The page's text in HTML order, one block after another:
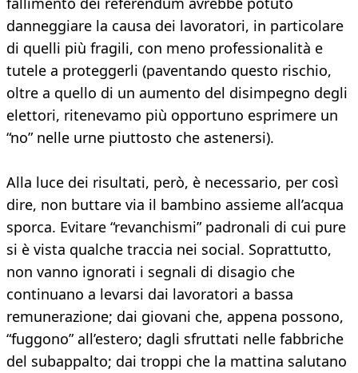
danneggiare la causa dei lavoratori, in particolare
di quelli più fragili, con meno professionalità e
tutele a proteggerli (paventando questo rischio,
oltre a quello di un aumento del disimpegno degli
elettori, ritenevamo più opportuno esprimere un
“no” nelle urne piuttosto che astenersi).
Alla luce dei risultati, però, è necessario, per così
dire, non buttare via il bambino assieme all’acqua
sporca. Evitare “revanchismi” padronali di cui pure
si è vista qualche traccia nei social. Soprattutto,
non vanno ignorati i segnali di disagio che
continuano a levarsi dai lavoratori a bassa
remunerazione; dai giovani che, appena possono,
“fuggono” all’estero; dagli sfruttati nelle fabbriche
del subappalto; dai troppi che la mattina salutano